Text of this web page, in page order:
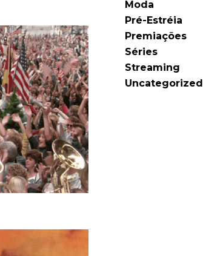
Moda
Pré-Estréia
Premiações
Séries
Streaming
Uncategorized